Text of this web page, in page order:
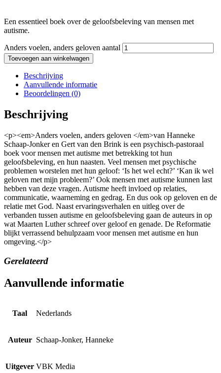
Een essentieel boek over de geloofsbeleving van mensen met
autisme.
Anders voelen, anders geloven aantal
Toevoegen aan winkelwagen
Beschrijving
Aanvullende informatie
Beoordelingen (0)
Beschrijving
<p><em>Anders voelen, anders geloven </em>van Hanneke
Schaap-Jonker en Gert van den Brink is een psychisch-pastoraal
boek voor mensen met autisme met betrekking tot hun
geloofsbeleving, en hun naasten. Veel mensen met psychische
problemen worstelen met hun geloof: ‘Is het wel echt?’ ‘Kan ik wel
geloven met mijn probleem?’ Ook mensen met autisme kunnen last
hebben van deze vragen. Autisme heeft invloed op relaties,
communicatie, waarneming en gedrag. En dus ook op geloven en de
relatie met God. Naast ervaringsverhalen en uitleg over de
verbanden tussen autisme en geloofsbeleving gaan de auteurs in op
wat Maarten Luther schreef over geloof en genade. De Reformatie
blijkt verrassend behulpzaam voor mensen met autisme en hun
omgeving.</p>
Gerelateerd
Aanvullende informatie
Taal Nederlands
Auteur Schaap-Jonker, Hanneke
Uitgever VBK Media